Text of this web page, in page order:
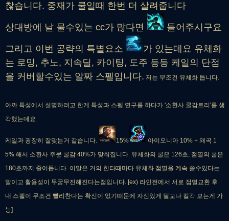
찮습니다. 중재가 쿨일때 한번 더 살려줍니다
상대방에 날 물수있는 cc가 많다면 들어주시구요
그리고 이번 공략의 특별요소
가 있는데요 유체화
는 로밍, 추노, 지속딜, 카이팅, 도주 등등 케일의 단점
을 커버할수있는 알짜 스펠입니다. 저는 무조건 유체화 듭니다.
아까 특성에서 설명하려고 한게 특성과 스펠 연구를 하다가 '소환사 쿨감트리'를 생
각했는데요
케일과 굉장히 잘맞는거 같습니다. 15%
아이오니아 10% + 왜곡 1
5% 해서 소환사 주문 쿨감 40%가 맞춰집니다. 유체화의 쿨은 126초, 점멸의 쿨은
180초까지 줄어듭니다. 이말은 거의 한타때마다 유체화 점멸을 계속 쓸수있다는
말이고 활용성이 무궁무진해진다는점입니다. [ex) 라인전에서 서로 점멸교환 후
내 스펠이 무조건 빨리찬다는 확신이 있기때문에 자신있게 딜교나 킬각 보는게 가
능]